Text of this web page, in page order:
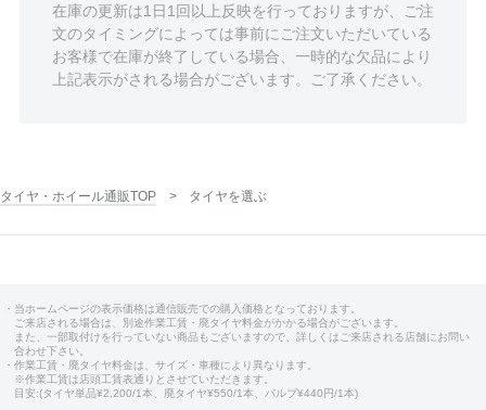
在庫の更新は1日1回以上反映を行っておりますが、ご注
文のタイミングによっては事前にご注文いただいている
お客様で在庫が終了している場合、一時的な欠品により
上記表示がされる場合がございます。ご了承ください。
タイヤ・ホイール通販TOP タイヤを選ぶ
・当ホームページの表示価格は通信販売での購入価格となっております。
ご来店される場合は、別途作業工賃・廃タイヤ料金がかかる場合がございます。
また、一部取付けを行っていない商品もございますので、詳しくはご来店される店舗にお問い
合わせ下さい。
・作業工賃・廃タイヤ料金は、サイズ・車種により異なります。
※作業工賃は店頭工賃表通りとさせていただきます。
目安:(タイヤ単品¥2,200/1本、廃タイヤ¥550/1本、バルブ¥440円/1本)